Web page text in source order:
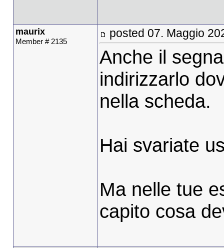
maurix
Member # 2135
posted 07. Maggio
Anche il
indirizzarlo
nella scheda.
Hai svariate
Ma nelle tue
capito cosa